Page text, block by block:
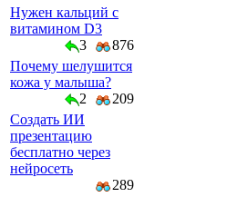
Нужен кальций с
витамином D3
3
876
Почему шелушится
кожа у малыша?
2
209
Создать ИИ
презентацию
бесплатно через
нейросеть
289